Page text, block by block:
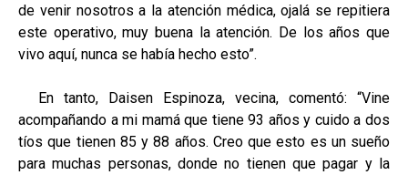
de venir nosotros a la atención médica, ojalá se repitiera
este operativo, muy buena la atención. De los años que
vivo aquí, nunca se había hecho esto”.
En tanto, Daisen Espinoza, vecina, comentó: “Vine
acompañando a mi mamá que tiene 93 años y cuido a dos
tíos que tienen 85 y 88 años. Creo que esto es un sueño
para muchas personas, donde no tienen que pagar y la